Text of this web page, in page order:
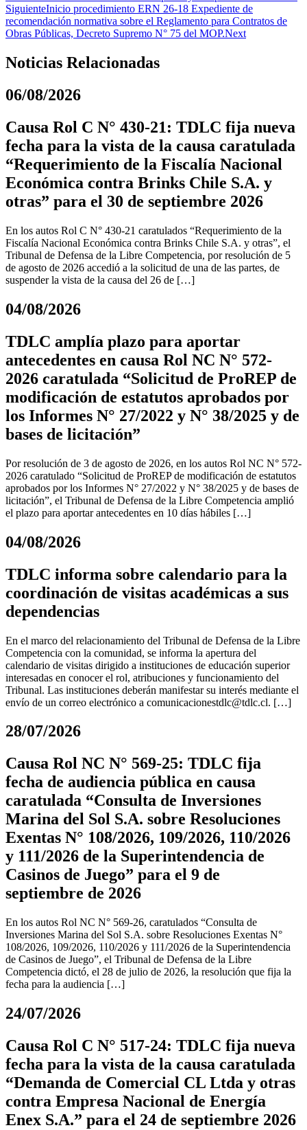
SiguienteInicio procedimiento ERN 26-18 Expediente de
recomendación normativa sobre el Reglamento para Contratos de
Obras Públicas, Decreto Supremo N° 75 del MOP.Next
Noticias Relacionadas
06/08/2026
Causa Rol C N° 430-21: TDLC fija nueva
fecha para la vista de la causa caratulada
“Requerimiento de la Fiscalía Nacional
Económica contra Brinks Chile S.A. y
otras” para el 30 de septiembre 2026
En los autos Rol C N° 430-21 caratulados “Requerimiento de la
Fiscalía Nacional Económica contra Brinks Chile S.A. y otras”, el
Tribunal de Defensa de la Libre Competencia, por resolución de 5
de agosto de 2026 accedió a la solicitud de una de las partes, de
suspender la vista de la causa del 26 de […]
04/08/2026
TDLC amplía plazo para aportar
antecedentes en causa Rol NC N° 572-
2026 caratulada “Solicitud de ProREP de
modificación de estatutos aprobados por
los Informes N° 27/2022 y N° 38/2025 y de
bases de licitación”
Por resolución de 3 de agosto de 2026, en los autos Rol NC N° 572-
2026 caratulado “Solicitud de ProREP de modificación de estatutos
aprobados por los Informes N° 27/2022 y N° 38/2025 y de bases de
licitación”, el Tribunal de Defensa de la Libre Competencia amplió
el plazo para aportar antecedentes en 10 días hábiles […]
04/08/2026
TDLC informa sobre calendario para la
coordinación de visitas académicas a sus
dependencias
En el marco del relacionamiento del Tribunal de Defensa de la Libre
Competencia con la comunidad, se informa la apertura del
calendario de visitas dirigido a instituciones de educación superior
interesadas en conocer el rol, atribuciones y funcionamiento del
Tribunal. Las instituciones deberán manifestar su interés mediante el
envío de un correo electrónico a comunicacionestdlc@tdlc.cl. […]
28/07/2026
Causa Rol NC N° 569-25: TDLC fija
fecha de audiencia pública en causa
caratulada “Consulta de Inversiones
Marina del Sol S.A. sobre Resoluciones
Exentas N° 108/2026, 109/2026, 110/2026
y 111/2026 de la Superintendencia de
Casinos de Juego” para el 9 de
septiembre de 2026
En los autos Rol NC N° 569-26, caratulados “Consulta de
Inversiones Marina del Sol S.A. sobre Resoluciones Exentas N°
108/2026, 109/2026, 110/2026 y 111/2026 de la Superintendencia
de Casinos de Juego”, el Tribunal de Defensa de la Libre
Competencia dictó, el 28 de julio de 2026, la resolución que fija la
fecha para la audiencia […]
24/07/2026
Causa Rol C N° 517-24: TDLC fija nueva
fecha para la vista de la causa caratulada
“Demanda de Comercial CL Ltda y otras
contra Empresa Nacional de Energía
Enex S.A.” para el 24 de septiembre 2026